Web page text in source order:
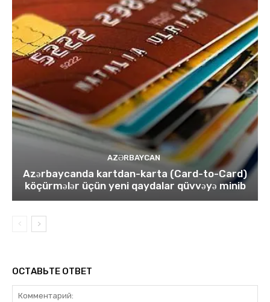
AZƏRBAYCAN
Azərbaycanda kartdan-karta (Card-to-Card)
köçürmələr üçün yeni qaydalar qüvvəyə minib
ОСТАВЬТЕ ОТВЕТ